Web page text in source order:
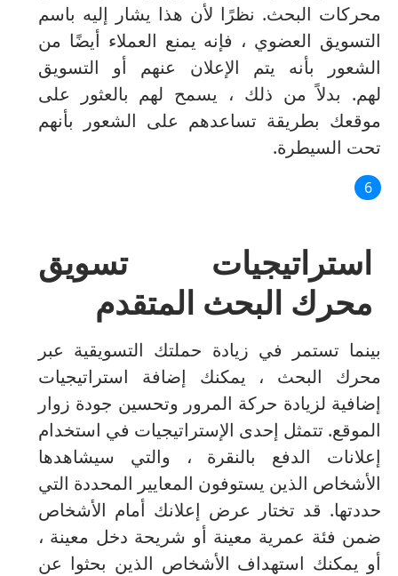
محركات البحث. نظرًا لأن هذا يشار إليه باسم
التسويق العضوي ، فإنه يمنع العملاء أيضًا من
الشعور بأنه يتم الإعلان عنهم أو التسويق
لهم. بدلاً من ذلك ، يسمح لهم بالعثور على
موقعك بطريقة تساعدهم على الشعور بأنهم
تحت السيطرة.
استراتيجيات تسويق
محرك البحث المتقدم
بينما تستمر في زيادة حملتك التسويقية عبر
محرك البحث ، يمكنك إضافة استراتيجيات
إضافية لزيادة حركة المرور وتحسين جودة زوار
الموقع. تتمثل إحدى الإستراتيجيات في استخدام
إعلانات الدفع بالنقرة ، والتي سيشاهدها
الأشخاص الذين يستوفون المعايير المحددة التي
حددتها. قد تختار عرض إعلانك أمام الأشخاص
ضمن فئة عمرية معينة أو شريحة دخل معينة ،
أو يمكنك استهداف الأشخاص الذين بحثوا عن